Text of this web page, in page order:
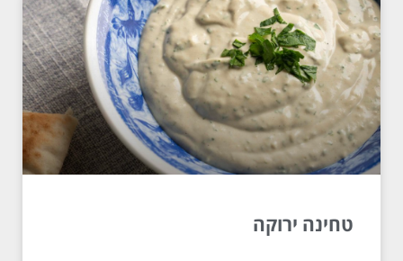
טחינה ירוקה